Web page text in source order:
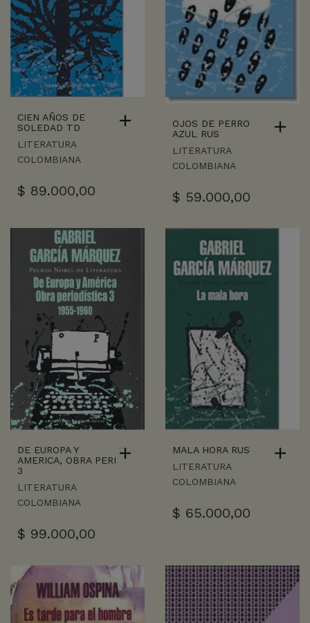
CIEN AÑOS DE
SOLEDAD TD
LITERATURA
COLOMBIANA
$ 89.000,00
OJOS DE PERRO
AZUL RUS
LITERATURA
COLOMBIANA
$ 59.000,00
DE EUROPA Y
AMERICA, OBRA PERI
3
LITERATURA
COLOMBIANA
$ 99.000,00
MALA HORA RUS
LITERATURA
COLOMBIANA
$ 65.000,00